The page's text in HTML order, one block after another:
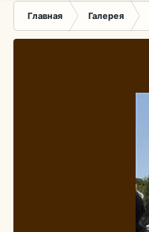
Главная Галерея